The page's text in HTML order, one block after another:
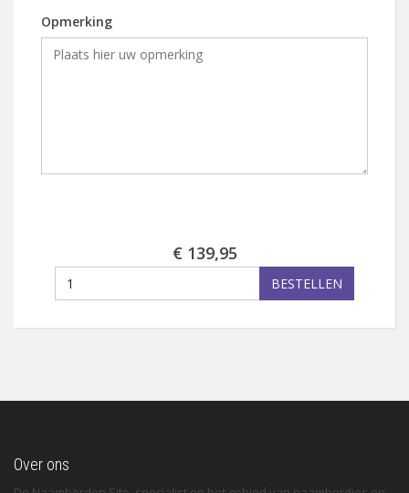
Opmerking
€ 139,95
BESTELLEN
Over ons